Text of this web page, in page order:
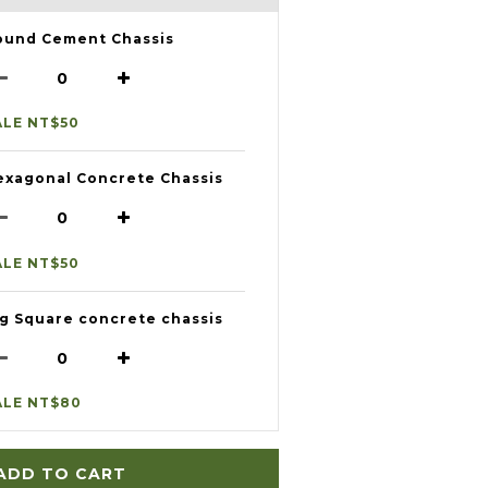
Cement Chassis
NT$50
Concrete Chassis
NT$50
Square concrete chassis
NT$80
TO CART